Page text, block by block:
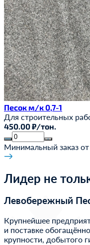
Песок м/к 0,7-1
Для строительных
450.00 ₽/тон.
Минимальный заказ
Лидер не
Левобережный
Крупнейшее
и поставке
крупности, добытого